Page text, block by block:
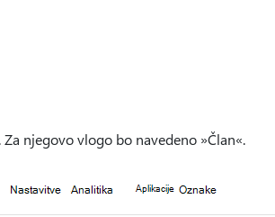
Za njegovo vlogo bo navedeno »Član«.